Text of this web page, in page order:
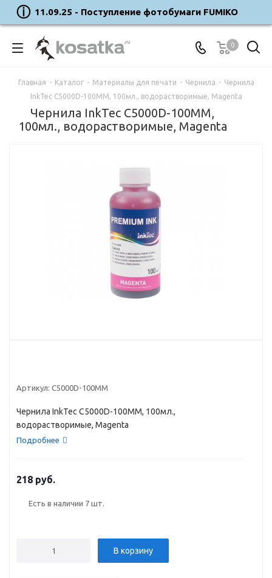
11.09.25 - Поступление фотобумаги FUMIKO
0
Главная - Каталог - Материалы для печати - Чернила - Чернила
InkTec C5000D-100MM, 100мл., водорастворимые, Magenta
Чернила InkTec C5000D-100MM,
100мл., водорастворимые, Magenta
Артикул: C5000D-100MM
Чернила InkTec C5000D-100MM, 100мл.,
водорастворимые, Magenta
Подробнее
218 руб.
Есть в наличии 7 шт.
В корзину